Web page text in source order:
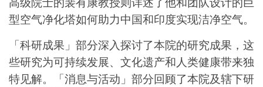
型空气净化塔如何助力中国和印度实现洁净空气。
「科研成果」部分深入探讨了本院的研究成果，这
些研究为可持续发展、文化遗产和人类健康带来独
特见解。「消息与活动」部分回顾了本院及辖下研